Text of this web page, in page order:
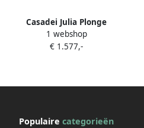
Casadei Julia Plonge
knielaarzen met puntige
neus Zwart
1 webshop
€ 1.577,-
Populaire categorieën